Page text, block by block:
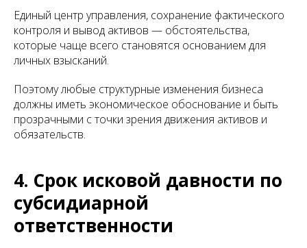
Единый центр управления, сохранение фактического
контроля и вывод активов — обстоятельства,
которые чаще всего становятся основанием для
личных взысканий.
Поэтому любые структурные изменения бизнеса
должны иметь экономическое обоснование и быть
прозрачными с точки зрения движения активов и
обязательств.
4. Срок исковой давности по
субсидиарной
ответственности